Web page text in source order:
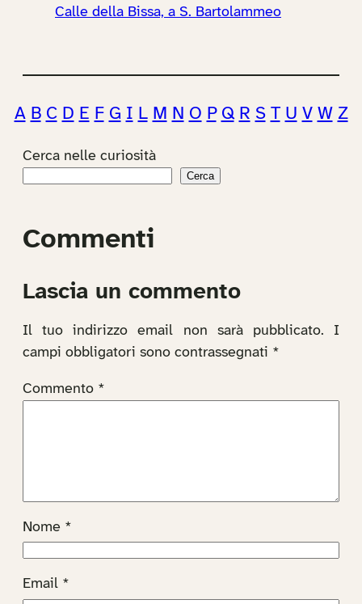
Calle della Bissa, a S. Bartolammeo
A B C D E F G I L M N O P Q R S T U V W Z
Cerca nelle curiosità
Cerca
Commenti
Lascia un commento
Il tuo indirizzo email non sarà pubblicato.
I
campi obbligatori sono contrassegnati *
Commento *
Nome *
Email *